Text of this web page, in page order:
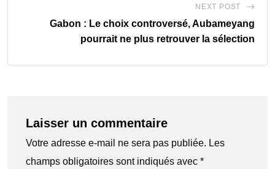
NEXT POST
Gabon : Le choix controversé, Aubameyang
pourrait ne plus retrouver la sélection
Laisser un commentaire
Votre adresse e-mail ne sera pas publiée. Les
champs obligatoires sont indiqués avec *